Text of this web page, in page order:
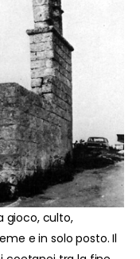
gioco, culto,
e in solo posto. Il